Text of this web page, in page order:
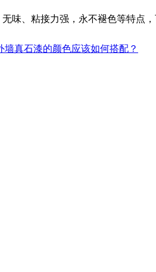
味、粘接力强，永不褪色等特点
墙真石漆的颜色应该如何搭配？